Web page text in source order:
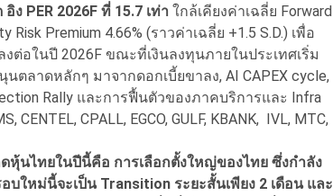
PER 2026F ที่ 15.7 เท่า ใกล้เคียงค่าเฉลี่ย Forward
Premium 4.66% (ราวค่าเฉลี่ย +1.5 S.D.) เพื่อ
ต่อในปี 2026F ขณะที่เงินลงทุนภายในประเทศเริ่ม
าดหลักๆ มาจากดอกเบี้ยขาลง, AI CAPEX cycle,
Rally และการฟื้นตัวของภาคบริการและ Infra
CPALL, EGCO, GULF, KBANK, IVL, MTC,
นไทยในปีนี้คือ การเลือกตั้งใหญ่ของไทย ซึ่งกำลัง
บใหม่นี้จะเป็น Transition ระยะสั้นเพียง 2 เดือน และ